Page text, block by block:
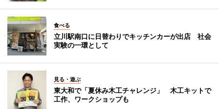
食べる
立川駅南口に日替わりでキッチンカーが出店 社会
実験の一環として
見る・遊ぶ
東大和で「夏休み木工チャレンジ」 木工キットで
工作、ワークショップも